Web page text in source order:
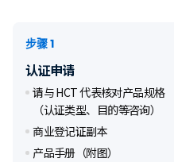
步骤 1
认证申请
请与 HCT 代表核对产品规格
（认证类型、目的等咨询）
商业登记证副本
产品手册（附图）